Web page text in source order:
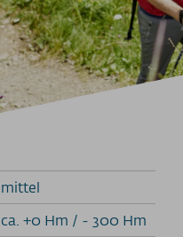
mittel
ca. +0 Hm / - 300 Hm